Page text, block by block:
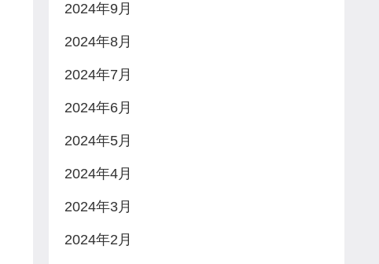
2024年9月
2024年8月
2024年7月
2024年6月
2024年5月
2024年4月
2024年3月
2024年2月